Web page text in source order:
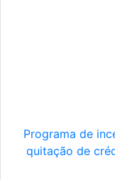
Programa de
quitação de